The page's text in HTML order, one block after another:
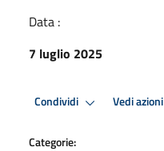
Data :
7 luglio 2025
Condividi Vedi azioni
Categorie: